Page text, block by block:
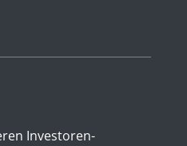
Investoren-